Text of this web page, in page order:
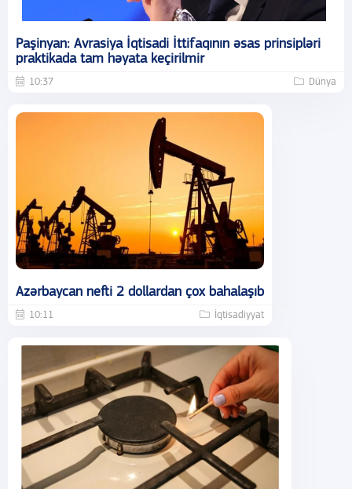
Paşinyan: Avrasiya İqtisadi İttifaqının əsas prinsipləri
praktikada tam həyata keçirilmir
10:37 Dünya
Azərbaycan nefti 2 dollardan çox bahalaşıb
10:11 İqtisadiyyat